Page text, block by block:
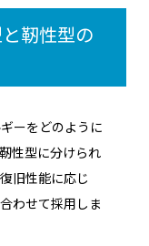
靭性型の
ーをどのように
性型に分けられ
旧性能に応じ
わせて採用しま